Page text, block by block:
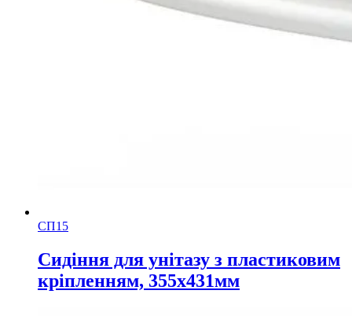
СП15
Сидіння для унітазу з пластиковим
кріпленням, 355х431мм